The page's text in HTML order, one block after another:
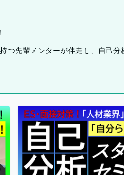
つ先輩メンターが伴走し、自己分